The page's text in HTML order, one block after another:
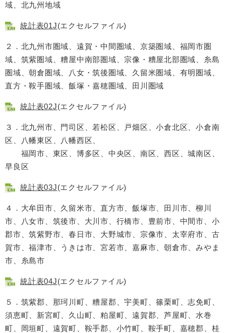
域、北九州地域
統計表01J(エクセルファイル)
２．北九州市圏域、遠賀・中間圏域、京築圏域、福岡市圏
域、筑紫圏域、糟屋中南部圏域、宗像・糟屋北部圏域、糸島
圏域、朝倉圏域、八女・筑後圏域、久留米圏域、有明圏域、
直方・鞍手圏域、飯塚・嘉穂圏域、田川圏域
統計表02J(エクセルファイル)
３．北九州市、門司区、若松区、戸畑区、小倉北区、小倉南
区、八幡東区、八幡西区、
福岡市、東区、博多区、中央区、南区、西区、城南区、
早良区
統計表03J(エクセルファイル)
４．大牟田市、久留米市、直方市、飯塚市、田川市、柳川
市、八女市、筑後市、大川市、行橋市、豊前市、中間市、小
郡市、筑紫野市、春日市、大野城市、宗像市、太宰府市、古
賀市、福津市、うきは市、宮若市、嘉麻市、朝倉市、みやま
市、糸島市
統計表04J(エクセルファイル)
５．筑紫郡、那珂川町、糟屋郡、宇美町、篠栗町、志免町、
須恵町、新宮町、久山町、粕屋町、遠賀郡、芦屋町、水巻
町、岡垣町、遠賀町、鞍手郡、小竹町、鞍手町、嘉穂郡、桂